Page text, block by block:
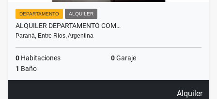
DEPARTAMENTO ALQUILER
ALQUILER DEPARTAMENTO COM…
Paraná, Entre Ríos, Argentina
0 Habitaciones 0Garaje
1 Baño
Alquiler